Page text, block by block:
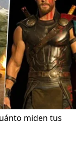
miden tus